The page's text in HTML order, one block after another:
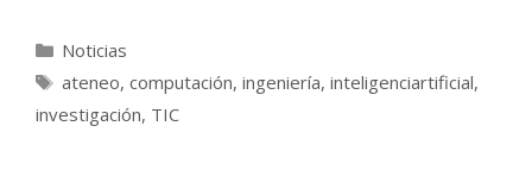
Categorías
Noticias
Etiquetas
ateneo, computación, ingeniería, inteligenciartificial,
investigación, TIC